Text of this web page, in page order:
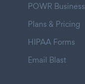
POWR Business
Plans & Pricing
HIPAA Forms
Email Blast